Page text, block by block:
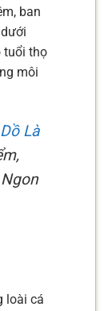
ban
tuổi thọ
môi
Là
loài cá